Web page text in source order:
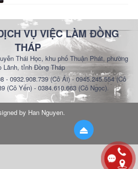
VỤ VIỆC LÀM ĐỒNG
THÁP
Thái Học, khu phố Thuận Phát, phường
Lãnh, tỉnh Đồng Tháp
- 0932.908.739 (Cô Ái) - 0945.245.554 (Cô
(Cô Yến) - 0384.610.663 (Cô Ngọc).
by Han Nguyen.